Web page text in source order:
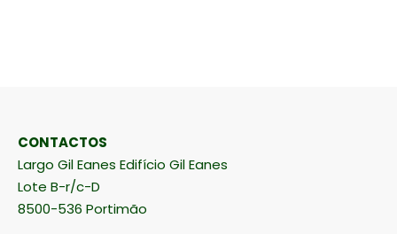
CONTACTOS
Largo Gil Eanes Edifício Gil Eanes
Lote B-r/c-D
8500-536 Portimão